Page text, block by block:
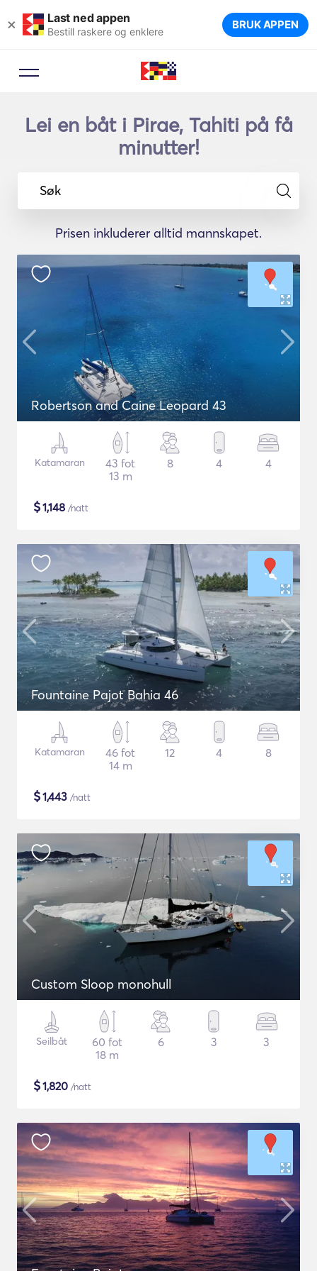
× Last ned appen
Bestill raskere og enklere BRUK APPEN
Lei en båt i Pirae, Tahiti på få
minutter!
Søk
Prisen inkluderer alltid mannskapet.
Robertson and Caine Leopard 43
Katamaran
43 fot
13 m
8 4 4
$1,148 /natt
Fountaine Pajot Bahia 46
Katamaran
46 fot
14 m
12 4 8
$1,443 /natt
Custom Sloop monohull
Seilbåt
60 fot
18 m
6 3 3
$1,820 /natt